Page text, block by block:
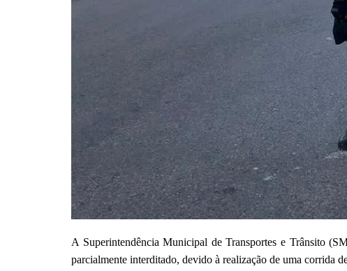
A Superintendência Municipal de Transportes e Trânsito
parcialmente interditado, devido à realização de uma corrida